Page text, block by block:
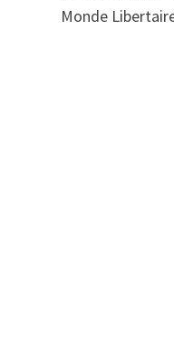
Monde